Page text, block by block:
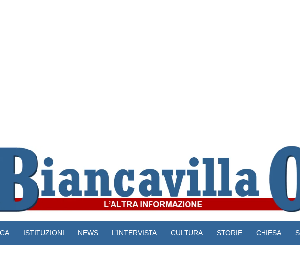
ISTITUZIONI NEWS L’INTERVISTA CULTURA STORIE CHIESA